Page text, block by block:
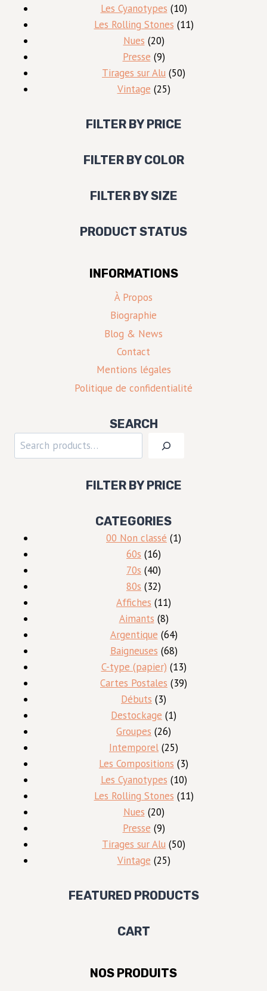
produits
Les Cyanotypes 1010
produits
Les Rolling Stones 1111
Nues 2020
produits
Presse 99
produits
Tirages sur Alu 5050
Vintage 2525
FILTER BY PRICE
FILTER BY COLOR
FILTER BY SIZE
PRODUCT STATUS
INFORMATIONS
À Propos
Biographie
Blog & News
Contact
Mentions légales
Politique de confidentialité
SEARCH
Rechercher
FILTER BY PRICE
CATEGORIES
00 Non classé 11
60s 1616
produits
70s 4040
produits
80s 3232
produits
Affiches 1111
produits
Aimants 88
produits
Argentique 6464
produits
Baigneuses 6868
produits
C-type (papier) 1313
produits
Cartes Postales 3939
Débuts 33
produits
Destockage 11
Groupes 2626
produits
Intemporel 2525
produits
Les Compositions 33
produits
Les Cyanotypes 1010
produits
Les Rolling Stones 1111
Nues 2020
produits
Presse 99
produits
Tirages sur Alu 5050
Vintage 2525
FEATURED PRODUCTS
CART
NOS PRODUITS